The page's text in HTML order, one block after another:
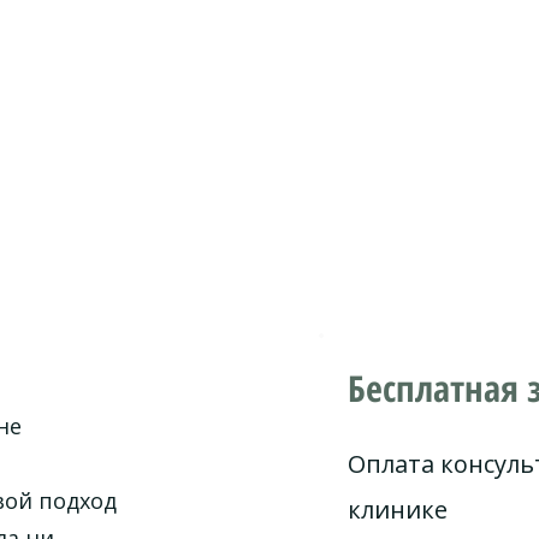
подход
Бесплатная
Оплата
клинике